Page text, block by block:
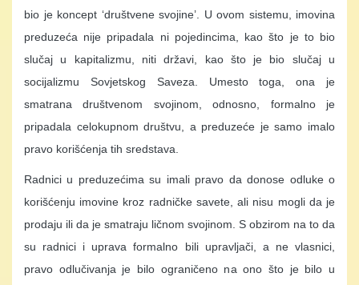
bio je koncept ‘društvene svojine’. U ovom sistemu, imovina
preduzeća nije pripadala ni pojedincima, kao što je to bio
slučaj u kapitalizmu, niti državi, kao što je bio slučaj u
socijalizmu Sovjetskog Saveza. Umesto toga, ona je
smatrana društvenom svojinom, odnosno, formalno je
pripadala celokupnom društvu, a preduzeće je samo imalo
pravo korišćenja tih sredstava.
Radnici u preduzećima su imali pravo da donose odluke o
korišćenju imovine kroz radničke savete, ali nisu mogli da je
prodaju ili da je smatraju ličnom svojinom. S obzirom na to da
su radnici i uprava formalno bili upravljači, a ne vlasnici,
pravo odlučivanja je bilo ograničeno na ono što je bilo u